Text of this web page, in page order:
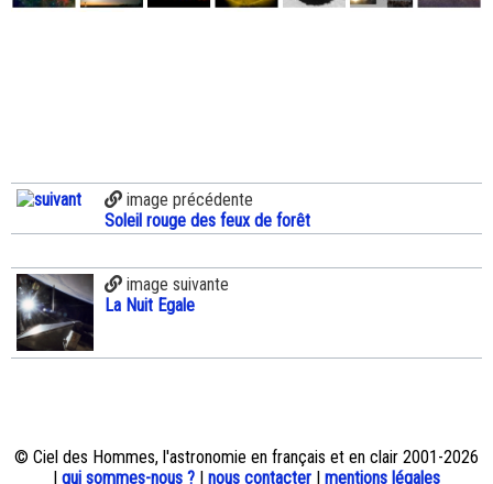
image précédente
Soleil rouge des feux de forêt
image suivante
La Nuit Egale
© Ciel des Hommes, l'astronomie en français et en clair 2001-2026
| qui sommes-nous ? | nous contacter | mentions légales